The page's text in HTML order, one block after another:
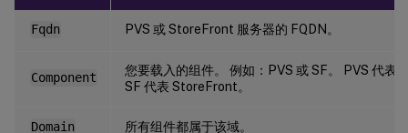
Fqdn PVS 或 StoreFront 服务器的 FQDN。
Component
您要载入的组件。 例如：PVS 或 SF。 PVS 代表
SF 代表 StoreFront。
Domain 所有组件都属于该域。